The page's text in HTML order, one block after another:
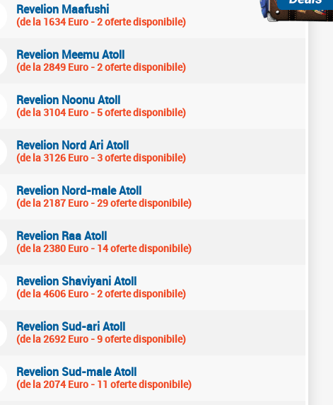
Revelion Maafushi
(de la 1634 Euro - 2 oferte disponibile)
Revelion Meemu Atoll
(de la 2849 Euro - 2 oferte disponibile)
Revelion Noonu Atoll
(de la 3104 Euro - 5 oferte disponibile)
Revelion Nord Ari Atoll
(de la 3126 Euro - 3 oferte disponibile)
Revelion Nord-male Atoll
(de la 2187 Euro - 29 oferte disponibile)
Revelion Raa Atoll
(de la 2380 Euro - 14 oferte disponibile)
Revelion Shaviyani Atoll
(de la 4606 Euro - 2 oferte disponibile)
Revelion Sud-ari Atoll
(de la 2692 Euro - 9 oferte disponibile)
Revelion Sud-male Atoll
(de la 2074 Euro - 11 oferte disponibile)